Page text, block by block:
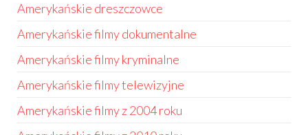
Amerykańskie dreszczowce
Amerykańskie filmy dokumentalne
Amerykańskie filmy kryminalne
Amerykańskie filmy telewizyjne
Amerykańskie filmy z 2004 roku